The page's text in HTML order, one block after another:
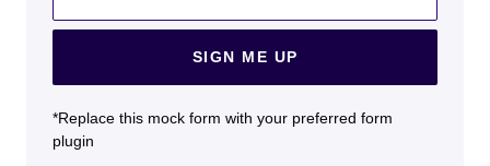
SIGN ME UP
*Replace this mock form with your preferred form
plugin